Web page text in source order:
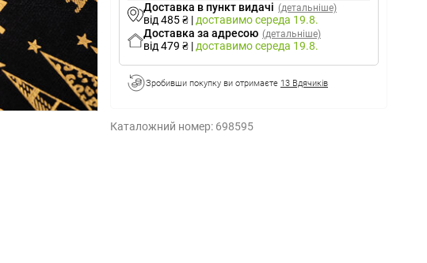
Доставка в пункт видачі (детальніше)
від 485 ₴ | доставимосереда 19.8.
Доставка за адресою (детальніше)
від 479 ₴ | доставимосереда 19.8.
Зробивши покупку ви отримаєте 13 Вдячиків
Каталожний номер: 698595